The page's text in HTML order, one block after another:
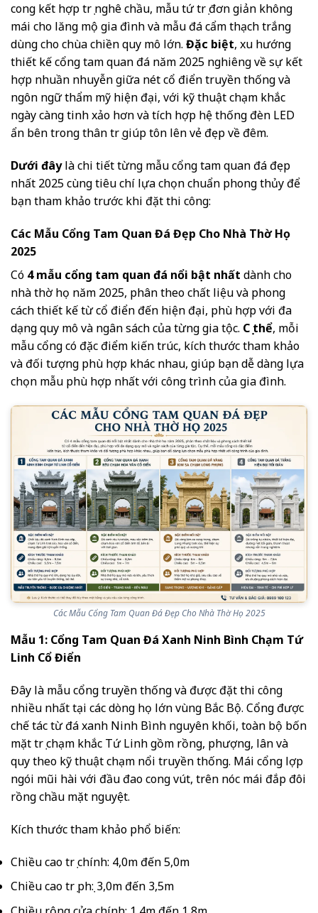
cong kết hợp trụ nghê chầu, mẫu tứ trụ đơn giản không
mái cho lăng mộ gia đình và mẫu đá cẩm thạch trắng
dùng cho chùa chiền quy mô lớn. Đặc biệt, xu hướng
thiết kế cổng tam quan đá năm 2025 nghiêng về sự kết
hợp nhuần nhuyễn giữa nét cổ điển truyền thống và
ngôn ngữ thẩm mỹ hiện đại, với kỹ thuật chạm khắc
ngày càng tinh xảo hơn và tích hợp hệ thống đèn LED
ẩn bên trong thân trụ giúp tôn lên vẻ đẹp về đêm.
Dưới đâylà chi tiết từng mẫu cổng tam quan đá đẹp
nhất 2025 cùng tiêu chí lựa chọn chuẩn phong thủy để
bạn tham khảo trước khi đặt thi công:
Các Mẫu Cổng Tam Quan Đá Đẹp Cho Nhà Thờ Họ
2025
Có 4 mẫu cổng tam quan đá nổi bật nhất dành cho
nhà thờ họ năm 2025, phân theo chất liệu và phong
cách thiết kế từ cổ điển đến hiện đại, phù hợp với đa
dạng quy mô và ngân sách của từng gia tộc. Cụ thể, mỗi
mẫu cổng có đặc điểm kiến trúc, kích thước tham khảo
và đối tượng phù hợp khác nhau, giúp bạn dễ dàng lựa
chọn mẫu phù hợp nhất với công trình của gia đình.
Các Mẫu Cổng Tam Quan Đá Đẹp Cho Nhà Thờ Họ 2025
Mẫu 1: Cổng Tam Quan Đá Xanh Ninh Bình Chạm Tứ
Linh Cổ Điển
Đây là mẫu cổng truyền thống và được đặt thi công
nhiều nhất tại các dòng họ lớn vùng Bắc Bộ. Cổng được
chế tác từ đá xanh Ninh Bình nguyên khối, toàn bộ bốn
mặt trụ chạm khắc Tứ Linh gồm rồng, phượng, lân và
quy theo kỹ thuật chạm nổi truyền thống. Mái cổng lợp
ngói mũi hài với đầu đao cong vút, trên nóc mái đắp đôi
rồng chầu mặt nguyệt.
Kích thước tham khảo phổ biến:
Chiều cao trụ chính: 4,0m đến 5,0m
Chiều cao trụ phụ: 3,0m đến 3,5m